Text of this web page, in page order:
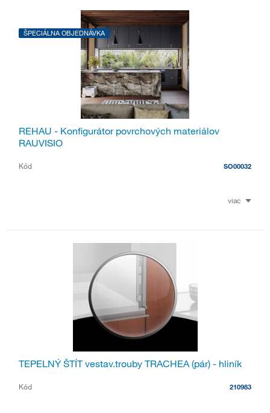
ŠPECIÁLNA OBJEDNÁVKA
REHAU - Konfigurátor povrchových materiálov
RAUVISIO
Kód SO00032
viac
TEPELNÝ ŠTÍT vestav.trouby TRACHEA (pár) - hliník
Kód 210983